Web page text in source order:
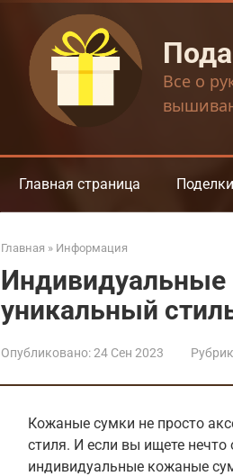
Все о
Главная страница Поделки
Главная » Информация
уникальный
Опубликовано:24 Сен 2023
Кожаные сумки не просто
стиля. И если вы ищете нечто
индивидуальные кожаные